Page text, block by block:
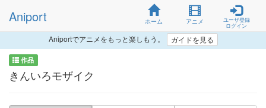
Aniport ホーム アニメ
ユーザ登録
ログイン
Aniportでアニメをもっと楽しもう。 ガイドを見る
作品
きんいろモザイク